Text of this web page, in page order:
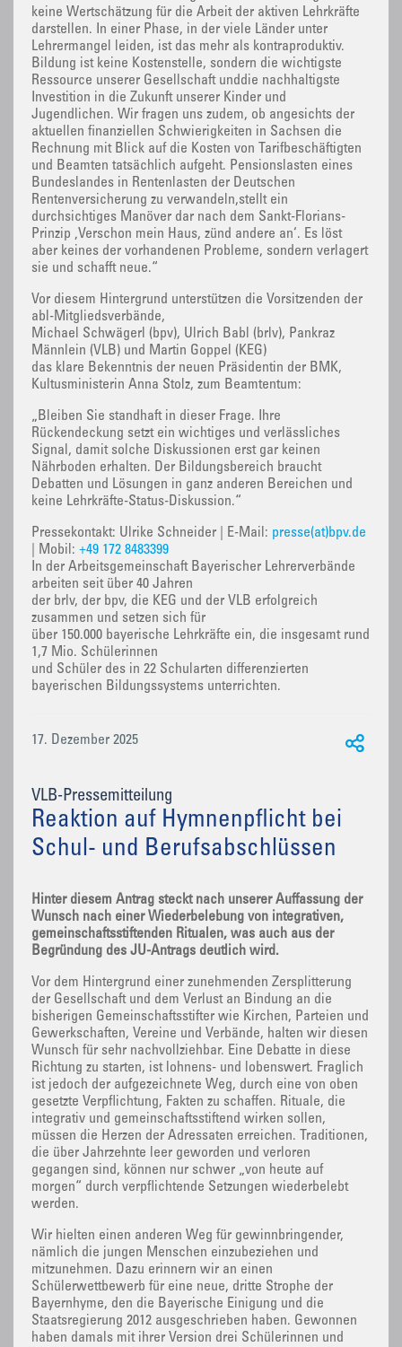
keine Wertschätzung für die Arbeit der aktiven Lehrkräfte
darstellen. In einer Phase, in der viele Länder unter
Lehrermangel leiden, ist das mehr als kontraproduktiv.
Bildung ist keine Kostenstelle, sondern die wichtigste
Ressource unserer Gesellschaft unddie nachhaltigste
Investition in die Zukunft unserer Kinder und
Jugendlichen. Wir fragen uns zudem, ob angesichts der
aktuellen finanziellen Schwierigkeiten in Sachsen die
Rechnung mit Blick auf die Kosten von Tarifbeschäftigten
und Beamten tatsächlich aufgeht. Pensionslasten eines
Bundeslandes in Rentenlasten der Deutschen
Rentenversicherung zu verwandeln,stellt ein
durchsichtiges Manöver dar nach dem Sankt-Florians-
Prinzip ‚Verschon mein Haus, zünd andere an‘. Es löst
aber keines der vorhandenen Probleme, sondern verlagert
sie und schafft neue.“
Vor diesem Hintergrund unterstützen die Vorsitzenden der
abl-Mitgliedsverbände,
Michael Schwägerl (bpv), Ulrich Babl (brlv), Pankraz
Männlein (VLB) und Martin Goppel (KEG)
das klare Bekenntnis der neuen Präsidentin der BMK,
Kultusministerin Anna Stolz, zum Beamtentum:
„Bleiben Sie standhaft in dieser Frage. Ihre
Rückendeckung setzt ein wichtiges und verlässliches
Signal, damit solche Diskussionen erst gar keinen
Nährboden erhalten. Der Bildungsbereich braucht
Debatten und Lösungen in ganz anderen Bereichen und
keine Lehrkräfte-Status-Diskussion.“
Pressekontakt: Ulrike Schneider | E-Mail: presse(at)bpv.de
| Mobil: +49 172 8483399
In der Arbeitsgemeinschaft Bayerischer Lehrerverbände
arbeiten seit über 40 Jahren
der brlv, der bpv, die KEG und der VLB erfolgreich
zusammen und setzen sich für
über 150.000 bayerische Lehrkräfte ein, die insgesamt rund
1,7 Mio. Schülerinnen
und Schüler des in 22 Schularten differenzierten
bayerischen Bildungssystems unterrichten.
17. Dezember 2025
VLB-Pressemitteilung
Reaktion auf Hymnenpflicht bei
Schul- und Berufsabschlüssen
Hinter diesem Antrag steckt nach unserer Auffassung der
Wunsch nach einer Wiederbelebung von integrativen,
gemeinschaftsstiftenden Ritualen, was auch aus der
Begründung des JU-Antrags deutlich wird.
Vor dem Hintergrund einer zunehmenden Zersplitterung
der Gesellschaft und dem Verlust an Bindung an die
bisherigen Gemeinschaftsstifter wie Kirchen, Parteien und
Gewerkschaften, Vereine und Verbände, halten wir diesen
Wunsch für sehr nachvollziehbar. Eine Debatte in diese
Richtung zu starten, ist lohnens- und lobenswert. Fraglich
ist jedoch der aufgezeichnete Weg, durch eine von oben
gesetzte Verpflichtung, Fakten zu schaffen. Rituale, die
integrativ und gemeinschaftsstiftend wirken sollen,
müssen die Herzen der Adressaten erreichen. Traditionen,
die über Jahrzehnte leer geworden und verloren
gegangen sind, können nur schwer „von heute auf
morgen“ durch verpflichtende Setzungen wiederbelebt
werden.
Wir hielten einen anderen Weg für gewinnbringender,
nämlich die jungen Menschen einzubeziehen und
mitzunehmen. Dazu erinnern wir an einen
Schülerwettbewerb für eine neue, dritte Strophe der
Bayernhyme, den die Bayerische Einigung und die
Staatsregierung 2012 ausgeschrieben haben. Gewonnen
haben damals mit ihrer Version drei Schülerinnen und